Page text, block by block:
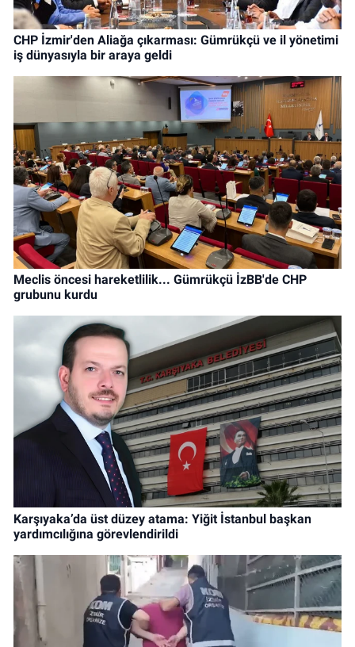
CHP İzmir'den Aliağa çıkarması: Gümrükçü ve il yönetimi
iş dünyasıyla bir araya geldi
Meclis öncesi hareketlilik... Gümrükçü İzBB'de CHP
grubunu kurdu
Karşıyaka’da üst düzey atama: Yiğit İstanbul başkan
yardımcılığına görevlendirildi